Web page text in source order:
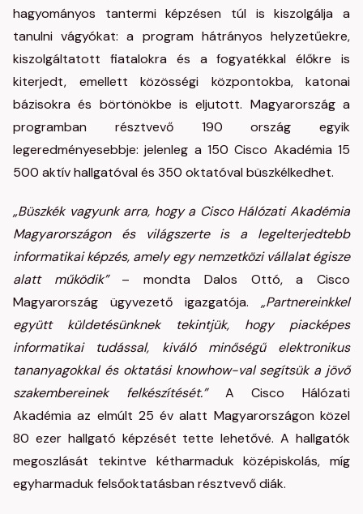
hagyományos tantermi képzésen túl is kiszolgálja a
tanulni vágyókat: a program hátrányos helyzetűekre,
kiszolgáltatott fiatalokra és a fogyatékkal élőkre is
kiterjedt, emellett közösségi központokba, katonai
bázisokra és börtönökbe is eljutott. Magyarország a
programban résztvevő 190 ország egyik
legeredményesebbje: jelenleg a 150 Cisco Akadémia 15
500 aktív hallgatóval és 350 oktatóval büszkélkedhet.
„Büszkék vagyunk arra, hogy a Cisco Hálózati Akadémia
Magyarországon és világszerte is a legelterjedtebb
informatikai képzés, amely egy nemzetközi vállalat égisze
alatt működik”– mondta Dalos Ottó, a Cisco
Magyarország ügyvezető igazgatója. „Partnereinkkel
együtt küldetésünknek tekintjük, hogy piacképes
informatikai tudással, kiváló minőségű elektronikus
tananyagokkal és oktatási knowhow-val segítsük a jövő
szakembereinek felkészítését.”A Cisco Hálózati
Akadémia az elmúlt 25 év alatt Magyarországon közel
80 ezer hallgató képzését tette lehetővé. A hallgatók
megoszlását tekintve kétharmaduk középiskolás, míg
egyharmaduk felsőoktatásban résztvevő diák.